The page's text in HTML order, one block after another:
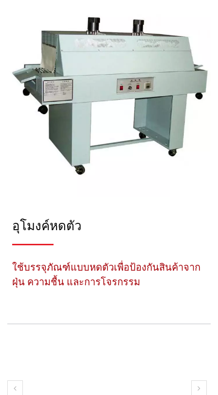
อุโมงค์หดตัว
ใช้บรรจุภัณฑ์แบบหดตัวเพื่อป้องกันสินค้าจาก
ฝุ่น ความชื้น และการโจรกรรม